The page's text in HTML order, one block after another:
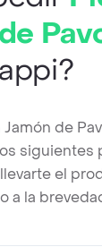
de
siguientes
el
a la